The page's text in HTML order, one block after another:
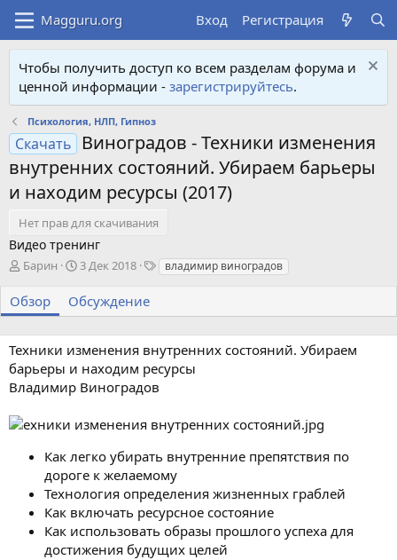
Вход Регистрация
Чтобы получить доступ ко всем разделам форума и
ценной информации - зарегистрируйтесь.
Психология, НЛП, Гипноз
Скачать
Виноградов - Техники изменения
внутренних состояний. Убираем барьеры
и находим ресурсы (2017)
Нет прав для скачивания
Видео тренинг
А
т
о
Барин
Д
т
а
о
д
а
и
3 Дек 2018
Т
и
владимир виноградов
Обзор Обсуждение
Техники изменения внутренних состояний. Убираем
барьеры и находим ресурсы
Владимир Виноградов
Как легко убирать внутренние препятствия по
дороге к желаемому
Технология определения жизненных граблей
Как включать ресурсное состояние
Как использовать образы прошлого успеха для
достижения будущих целей